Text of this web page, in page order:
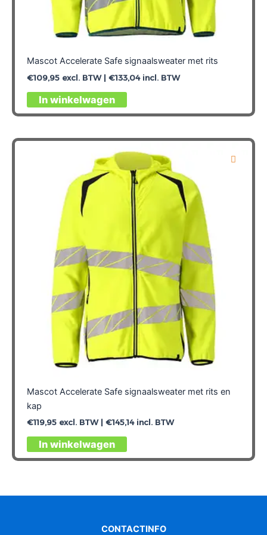
Mascot Accelerate Safe signaalsweater met rits
€109,95excl. BTW | €133,04incl. BTW
In winkelwagen
Dit
product
meerdere
variaties.
Deze
optie
kan
gekozen
worden
op
de
productpagina
Mascot Accelerate Safe signaalsweater met rits en
kap
€119,95excl. BTW | €145,14incl. BTW
In winkelwagen
Dit
product
variaties.
optie
CONTACTINFO